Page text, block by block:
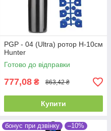
PGP - 04 (Ultra) ротор H-10см
Hunter
Готово до відправки
777,08 ₴ 863,42 ₴
Купити
бонус при дзвінку –10%